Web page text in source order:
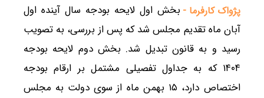
پژواک کارفرما - بخش اول لایحه بودجه سال آینده اول
آبان ماه تقدیم مجلس شد که پس از بررسی، به تصویب
رسید و به قانون تبدیل شد. بخش دوم لایحه بودجه
۱۴۰۴ که به جداول تفصیلی مشتمل بر ارقام بودجه
اختصاص دارد، ۱۵ بهمن ماه از سوی دولت به مجلس